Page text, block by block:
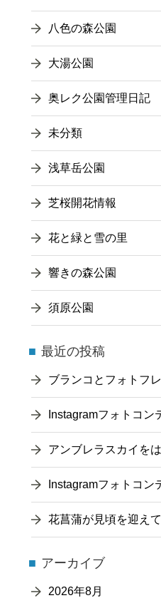
八色の森公園
大湯公園
奥レク公園管理日記
未分類
浅草岳公園
芝桜開花情報
花と緑と雪の里
響きの森公園
須原公園
最近の投稿
ブランコとフォトフ
Instagramフォトコン
アンブレラスカイを
Instagramフォトコン
花菖蒲が見頃を迎え
アーカイブ
2026年8月